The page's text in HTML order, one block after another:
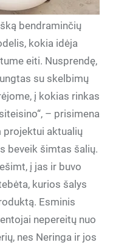
bendraminčių
kokia idėja
eiti. Nusprendę,
su skelbimų
į kokias rinkas
– prisimena
aktualių
beveik šimtas šalių.
į jas ir buvo
kurios šalys
Esminis
nepereitų nuo
nes Neringa ir jos